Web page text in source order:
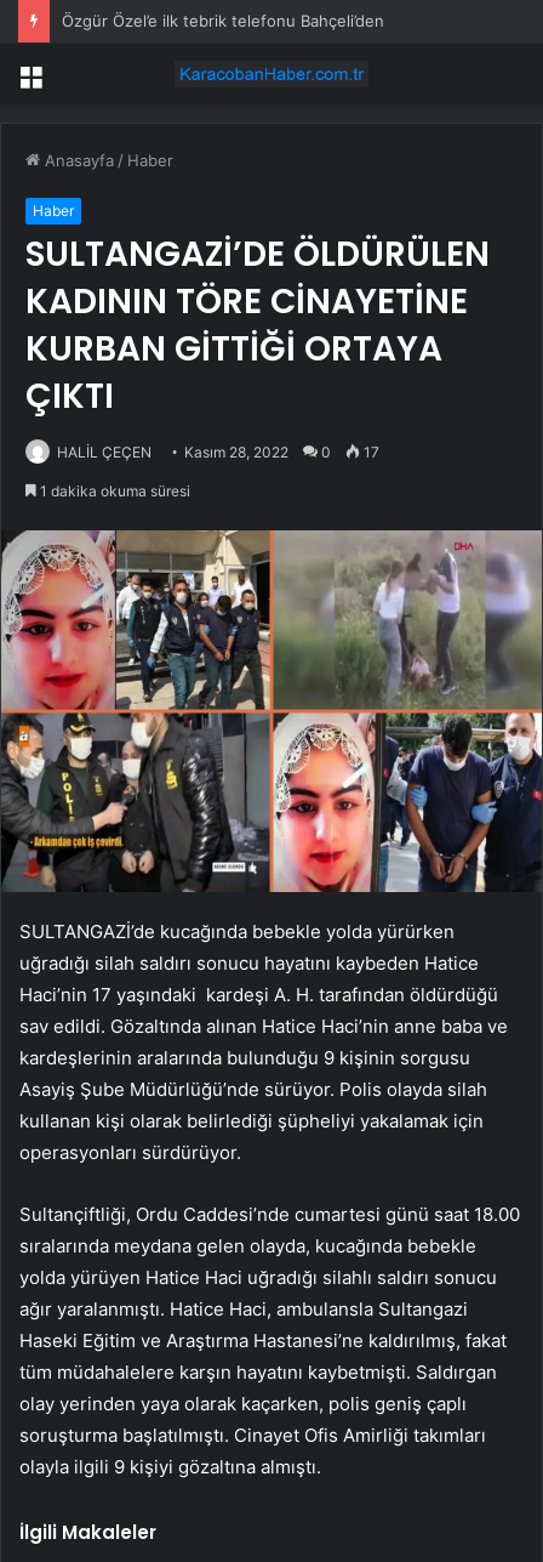
Özgür Özel’e ilk tebrik telefonu Bahçeli’den
Menü
Anasayfa / Haber
Haber
SULTANGAZİ’DE ÖLDÜRÜLEN
KADININ TÖRE CİNAYETİNE
KURBAN GİTTİĞİ ORTAYA
ÇIKTI
HALİL ÇEÇEN Kasım 28, 2022 0 17
1 dakika okuma süresi
SULTANGAZİ’de kucağında bebekle yolda yürürken
uğradığı silah saldırı sonucu hayatını kaybeden Hatice
Haci’nin 17 yaşındaki kardeşi A. H. tarafından öldürdüğü
sav edildi. Gözaltında alınan Hatice Haci’nin anne baba ve
kardeşlerinin aralarında bulunduğu 9 kişinin sorgusu
Asayiş Şube Müdürlüğü’nde sürüyor. Polis olayda silah
kullanan kişi olarak belirlediği şüpheliyi yakalamak için
operasyonları sürdürüyor.
Sultançiftliği, Ordu Caddesi’nde cumartesi günü saat 18.00
sıralarında meydana gelen olayda, kucağında bebekle
yolda yürüyen Hatice Haci uğradığı silahlı saldırı sonucu
ağır yaralanmıştı. Hatice Haci, ambulansla Sultangazi
Haseki Eğitim ve Araştırma Hastanesi’ne kaldırılmış, fakat
tüm müdahalelere karşın hayatını kaybetmişti. Saldırgan
olay yerinden yaya olarak kaçarken, polis geniş çaplı
soruşturma başlatılmıştı. Cinayet Ofis Amirliği takımları
olayla ilgili 9 kişiyi gözaltına almıştı.
İlgili Makaleler